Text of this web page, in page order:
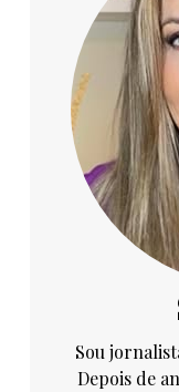
Sou
Depois de